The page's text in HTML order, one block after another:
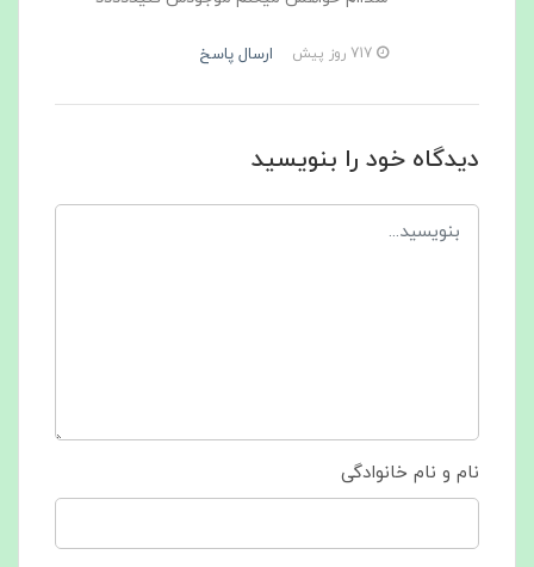
ارسال پاسخ
دیدگاه خود را بنویسید
نام و نام خانوادگی